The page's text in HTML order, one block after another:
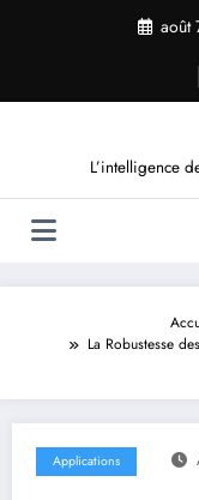
août
L’intelligence
La Robustesse
Applications